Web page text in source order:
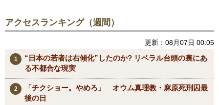
アクセスランキング（週間）
更新：08月07日 00:05
“日本の若者は右傾化”したのか? リベラル台頭の裏にあ
る不都合な現実
「チクショー。やめろ」 オウム真理教・麻原死刑囚最
後の日